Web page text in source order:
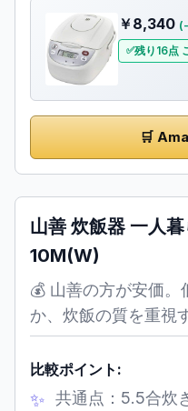
￥8,340
残り16点
🛒
山善 炊飯器 一人
10M(W)
💰 山善の方が安価。
か、炊飯の質を重視
比較ポイント:
共通点：5.5合炊